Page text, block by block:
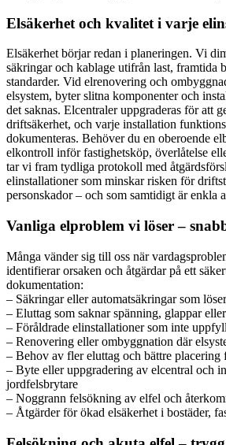
Elsäkerhet och kvalitet i varje
Elsäkerhet börjar redan i planeringen. Vi
säkringar och kablage utifrån last, framtida
standarder. Vid elrenovering och
elsystem, byter slitna komponenter och
det saknas. Elcentraler uppgraderas för att
driftsäkerhet, och varje installation
dokumenteras. Behöver du en oberoende
elkontroll inför fastighetsköp, överlåtelse
tar vi fram tydliga protokoll med
elinstallationer som minskar risken för
personskador – och som samtidigt är enkla
Vanliga elproblem vi löser –
Många vänder sig till oss när
identifierar orsaken och åtgärdar på ett
dokumentation:
– Säkringar eller automatsäkringar som
– Eluttag som saknar spänning, glappar
– Föråldrade elinstallationer som inte
– Renovering eller ombyggnation där
– Behov av fler eluttag och bättre placering
– Byte eller uppgradering av elcentral och
jordfelsbrytare
– Noggrann felsökning av elfel och
– Åtgärder för ökad elsäkerhet i bostäder,